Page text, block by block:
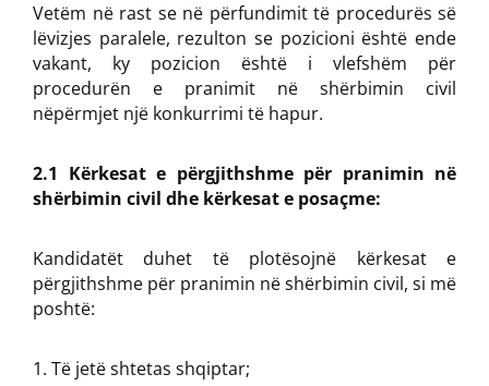
Vetëm në rast se në përfundimit të procedurës së
lëvizjes paralele, rezulton se pozicioni është ende
vakant, ky pozicion është i vlefshëm për
procedurën e pranimit në shërbimin civil
nëpërmjet një konkurrimi të hapur.
2.1 Kërkesat e përgjithshme për pranimin në
shërbimin civil dhe kërkesat e posaçme:
Kandidatët duhet të plotësojnë kërkesat e
përgjithshme për pranimin në shërbimin civil, si më
poshtë:
Të jetë shtetas shqiptar;